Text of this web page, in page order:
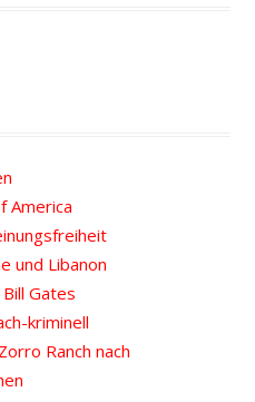
America
und Libanon
Gates
kriminell
Ranch nach